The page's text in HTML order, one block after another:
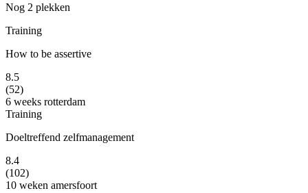
Nog 2 plekken
Training
How to be assertive
8.5
(52)
6 weeks rotterdam
Training
Doeltreffend zelfmanagement
8.4
(102)
10 weken amersfoort